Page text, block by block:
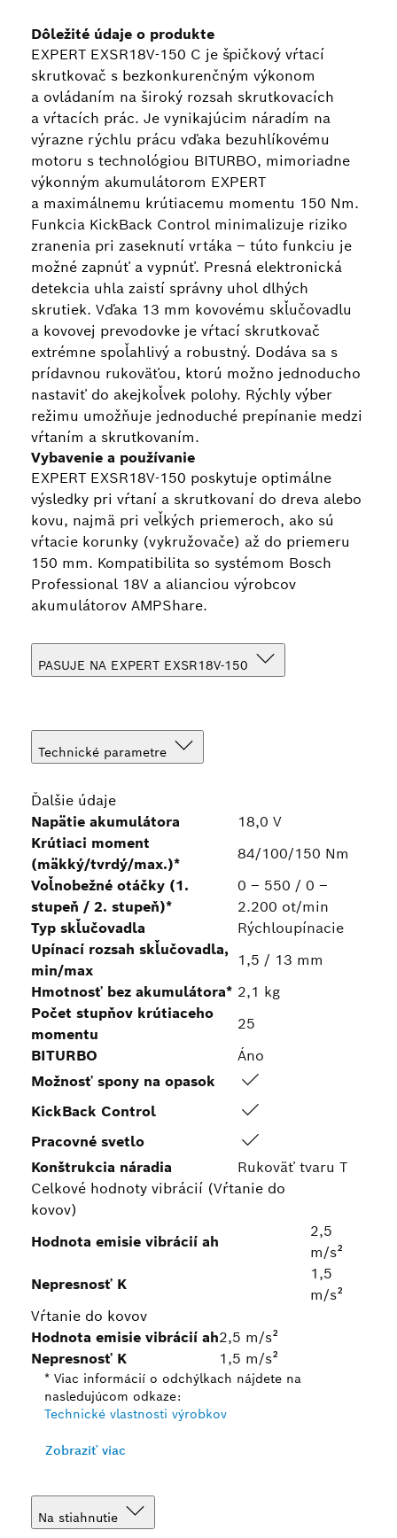
Dôležité údaje o produkte
EXPERT EXSR18V-150 C je špičkový vŕtací
skrutkovač s bezkonkurenčným výkonom
a ovládaním na široký rozsah skrutkovacích
a vŕtacích prác. Je vynikajúcim náradím na
výrazne rýchlu prácu vďaka bezuhlíkovému
motoru s technológiou BITURBO, mimoriadne
výkonným akumulátorom EXPERT
a maximálnemu krútiacemu momentu 150 Nm.
Funkcia KickBack Control minimalizuje riziko
zranenia pri zaseknutí vrtáka – túto funkciu je
možné zapnúť a vypnúť. Presná elektronická
detekcia uhla zaistí správny uhol dlhých
skrutiek. Vďaka 13 mm kovovému skľučovadlu
a kovovej prevodovke je vŕtací skrutkovač
extrémne spoľahlivý a robustný. Dodáva sa s
prídavnou rukoväťou, ktorú možno jednoducho
nastaviť do akejkoľvek polohy. Rýchly výber
režimu umožňuje jednoduché prepínanie medzi
vŕtaním a skrutkovaním.
Vybavenie a používanie
EXPERT EXSR18V-150 poskytuje optimálne
výsledky pri vŕtaní a skrutkovaní do dreva alebo
kovu, najmä pri veľkých priemeroch, ako sú
vŕtacie korunky (vykružovače) až do priemeru
150 mm. Kompatibilita so systémom Bosch
Professional 18V a alianciou výrobcov
akumulátorov AMPShare.
PASUJE NA EXPERT EXSR18V-150
Technické parametre
Ďalšie údaje
Napätie akumulátora
18,0 V
Krútiaci moment
(mäkký/tvrdý/max.)*
84/100/150 Nm
Voľnobežné otáčky (1.
stupeň / 2. stupeň)*
0 – 550 / 0 –
2.200 ot/min
Typ skľučovadla
Rýchloupínacie
Upínací rozsah skľučovadla,
min/max
1,5 / 13 mm
Hmotnosť bez akumulátora* 2,1 kg
Počet stupňov krútiaceho
momentu
25
BITURBO
Áno
Možnosť spony na opasok
KickBack Control
Pracovné svetlo
Konštrukcia náradia
Rukoväť tvaru T
Celkové hodnoty vibrácií (Vŕtanie do
kovov)
Hodnota emisie vibrácií ah
2,5
m/s²
Nepresnosť K
1,5
m/s²
Vŕtanie do kovov
Hodnota emisie vibrácií ah2,5 m/s²
Nepresnosť K
1,5 m/s²
* Viac informácií o odchýlkach nájdete na
nasledujúcom odkaze:
Technické vlastnosti výrobkov
Zobraziť viac
Na stiahnutie